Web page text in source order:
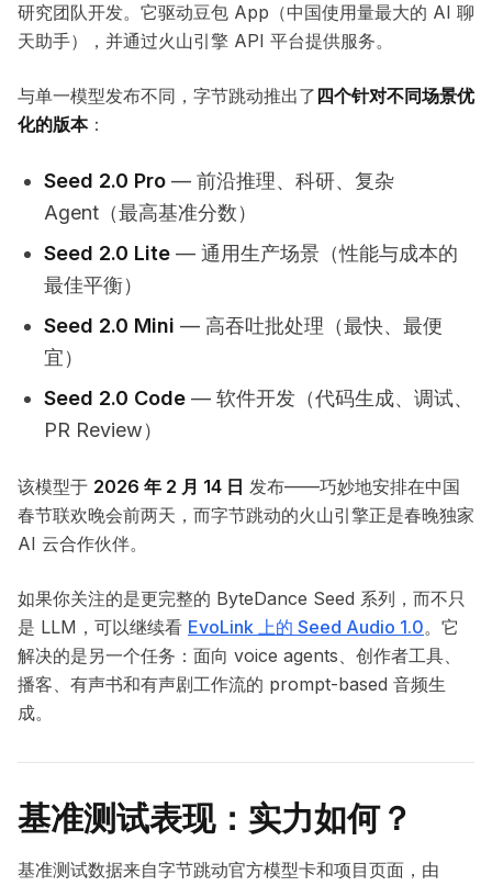
研究团队开发。它驱动豆包 App（中国使用量最大的 AI 聊
天助手），并通过火山引擎 API 平台提供服务。
与单一模型发布不同，字节跳动推出了 四个针对不同场景优
化的版本：
Seed 2.0 Pro — 前沿推理、科研、复杂
Agent（最高基准分数）
Seed 2.0 Lite — 通用生产场景（性能与成本的
最佳平衡）
Seed 2.0 Mini — 高吞吐批处理（最快、最便
宜）
Seed 2.0 Code — 软件开发（代码生成、调试、
PR Review）
该模型于 2026 年 2 月 14 日 发布——巧妙地安排在中国
春节联欢晚会前两天，而字节跳动的火山引擎正是春晚独家
AI 云合作伙伴。
如果你关注的是更完整的 ByteDance Seed 系列，而不只
是 LLM，可以继续看 EvoLink 上的 Seed Audio 1.0。它
解决的是另一个任务：面向 voice agents、创作者工具、
播客、有声书和有声剧工作流的 prompt-based 音频生
成。
基准测试表现：实力如何？
基准测试数据来自字节跳动官方模型卡和项目页面，由